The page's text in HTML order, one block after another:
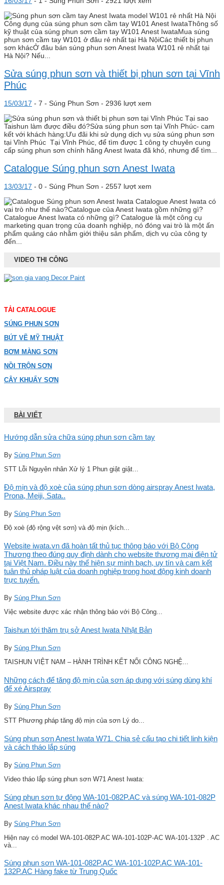
Công dụng của súng phun sơn cầm tay W101 Anest IwataThông số
kỹ thuật của súng phun sơn cầm tay W101 Anest IwataMua súng
phun sơn cầm tay W101 ở đâu rẻ nhất tại Hà NộiCác thiết bị phun
sơn khácỞ đâu bán súng phun sơn Anest Iwata W101 rẻ nhất tại
Hà Nội? Nếu...
Sửa súng phun sơn và thiết bị phun sơn tại Vĩnh
Phúc
15/03/17 - 7 - Súng Phun Sơn - 2936 lượt xem
Tại sao
Taishun làm được điều đó?Sửa súng phun sơn tại Vĩnh Phúc- cam
kết với khách hàng:Ưu đãi khi sử dụng dịch vụ sửa súng phun sơn
tại Vĩnh Phúc Tại Vĩnh Phúc, để tìm được 1 công ty chuyên cung
cấp súng phun sơn chính hãng Anest Iwata đã khó, nhưng để tìm...
Catalogue Súng phun sơn Anest Iwata
13/03/17 - 0 - Súng Phun Sơn - 2557 lượt xem
Catalogue Anest Iwata có
vai trò như thế nào?Catalogue của Anest Iwata gồm những gì?
Catalogue Anest Iwata có những gì? Catalogue là một công cụ
marketing quan trọng của doanh nghiệp, nó đóng vai trò là một ấn
phẩm quảng cáo nhằm giới thiệu sản phẩm, dịch vụ của công ty
đến...
VIDEO THI CÔNG
TẢI CATALOGUE
SÚNG PHUN SƠN
BÚT VẼ MỸ THUẬT
BƠM MÀNG SƠN
NỒI TRỘN SƠN
CÂY KHUẤY SƠN
BÀI VIẾT
Hướng dẫn sửa chữa súng phun sơn cầm tay
By Súng Phun Sơn
STT Lỗi Nguyên nhân Xử lý 1 Phun giật giật...
Độ mịn và độ xoè của súng phun sơn dòng airspray Anest Iwata,
Prona, Meiji, Sata..
By Súng Phun Sơn
Độ xoè (độ rộng vệt sơn) và độ mịn (kích...
Website iwata.vn đã hoàn tất thủ tục thông báo với Bộ Công
Thương theo đúng quy định dành cho website thương mại điện tử
tại Việt Nam. Điều này thể hiện sự minh bạch, uy tín và cam kết
tuân thủ pháp luật của doanh nghiệp trong hoạt động kinh doanh
trực tuyến.
By Súng Phun Sơn
Việc website được xác nhận thông báo với Bộ Công...
Taishun tới thăm trụ sở Anest Iwata Nhật Bản
By Súng Phun Sơn
TAISHUN VIỆT NAM – HÀNH TRÌNH KẾT NỐI CÔNG NGHỆ...
Những cách để tăng độ mịn của sơn áp dụng với súng dùng khí
để xé Airspray
By Súng Phun Sơn
STT Phương pháp tăng độ mịn của sơn Lý do...
Súng phun sơn Anest Iwata W71. Chia sẻ cấu tạo chi tiết linh kiện
và cách tháo lắp súng
By Súng Phun Sơn
Video tháo lắp súng phun sơn W71 Anest Iwata:
Súng phun sơn tự động WA-101-082P.AC và súng WA-101-082P
Anest Iwata khác nhau thế nào?
By Súng Phun Sơn
Hiện nay có model WA-101-082P.AC WA-101-102P-AC WA-101-132P . AC
và...
Súng phun sơn WA-101-082P.AC WA-101-102P.AC WA-101-
132P.AC Hàng fake từ Trung Quốc